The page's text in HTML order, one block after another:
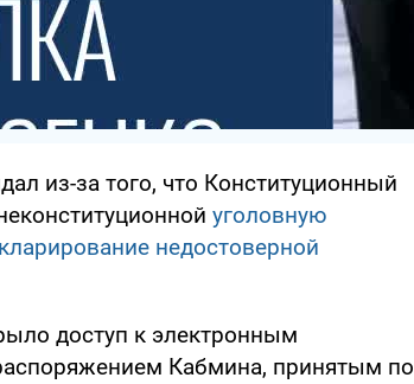
из-за того, что Конституционный
уголовную
недостоверной
доступ к электронным
Кабмина, принятым по